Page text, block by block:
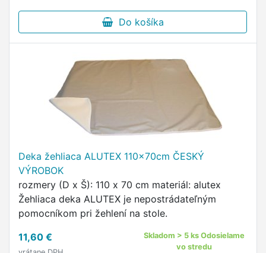
Do košíka
Deka žehliaca ALUTEX 110x70cm ČESKÝ
VÝROBOK
rozmery (D x Š): 110 x 70 cm materiál: alutex
Žehliaca deka ALUTEX je nepostrádateľným
pomocníkom pri žehlení na stole.
11,60 €
Skladom > 5 ks Odosielame
vo stredu